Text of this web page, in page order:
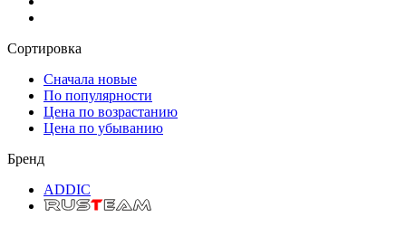
Сортировка
Сначала новые
По популярности
Цена по возрастанию
Цена по убыванию
Бренд
ADDIC